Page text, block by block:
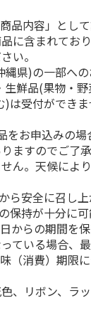
品内容」とし
に含まれてお
い。
県)の一部へ
鮮品(果物・野
は受付ができ
お申込みの場
ますのでご了承
ん。天候によ
ら安全に召し
保持が十分に
からの期間を
ている場合、
（消費）期限
、リボン、ラ